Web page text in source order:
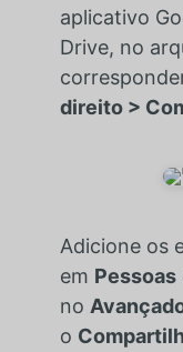
aplicativo
Drive, no
direito >
Adicione os
em Pessoas
no
o